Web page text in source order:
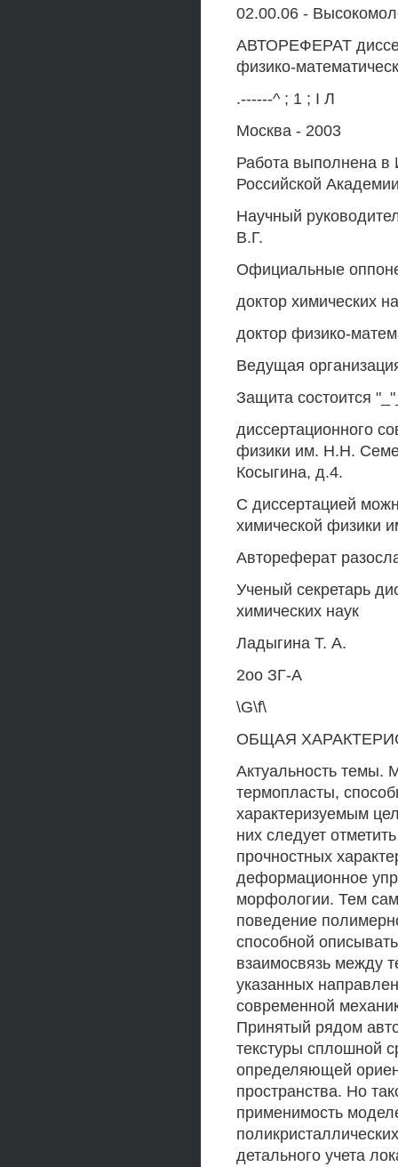
02.00.06 -
АВТОРЕФЕРАТ
физико-
.------^ ; 1 ; I Л
Москва - 2003
Работа выполнена в
Российской
Научный
В.Г.
Официальные
доктор химических
доктор физико-
Ведущая
Защита состоится
диссертационного
физики им. H.H.
Косыгина, д.4.
С диссертацией
химической физики
Автореферат
Ученый секретарь
химических наук
Ладыгина Т. А.
2оо ЗГ-А
\G\f\
ОБЩАЯ
Актуальность темы.
термопласты,
характеризуемым
них следует
прочностных
деформационное
морфологии. Тем
поведение
способной
взаимосвязь между
указанных
современной
Принятый рядом
текстуры сплошной
определяющей
пространства. Но
применимость
детального учета